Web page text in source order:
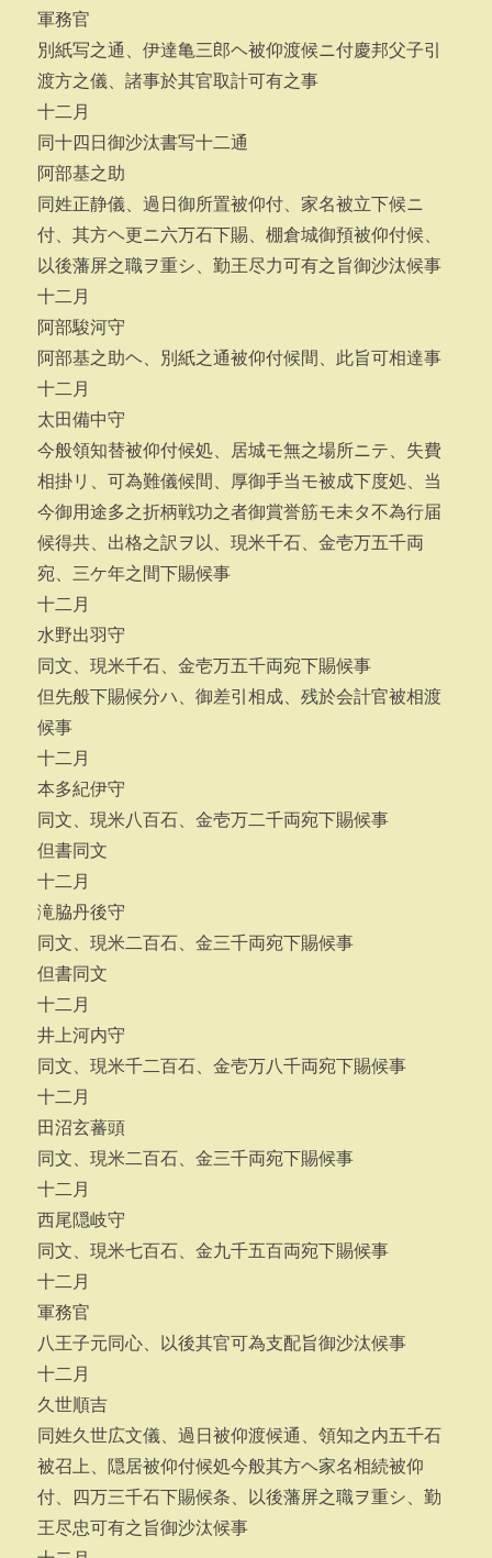
軍務官
別紙写之通、伊達亀三郎ヘ被仰渡候ニ付慶邦父子引
渡方之儀、諸事於其官取計可有之事
十二月
同十四日御沙汰書写十二通
阿部基之助
同姓正静儀、過日御所置被仰付、家名被立下候ニ
付、其方ヘ更ニ六万石下賜、棚倉城御預被仰付候、
以後藩屏之職ヲ重シ、勤王尽力可有之旨御沙汰候事
十二月
阿部駿河守
阿部基之助ヘ、別紙之通被仰付候間、此旨可相達事
十二月
太田備中守
今般領知替被仰付候処、居城モ無之場所ニテ、失費
相掛リ、可為難儀候間、厚御手当モ被成下度処、当
今御用途多之折柄戦功之者御賞誉筋モ未タ不為行届
候得共、出格之訳ヲ以、現米千石、金壱万五千両
宛、三ケ年之間下賜候事
十二月
水野出羽守
同文、現米千石、金壱万五千両宛下賜候事
但先般下賜候分ハ、御差引相成、残於会計官被相渡
候事
十二月
本多紀伊守
同文、現米八百石、金壱万二千両宛下賜候事
但書同文
十二月
滝脇丹後守
同文、現米二百石、金三千両宛下賜候事
但書同文
十二月
井上河内守
同文、現米千二百石、金壱万八千両宛下賜候事
十二月
田沼玄蕃頭
同文、現米二百石、金三千両宛下賜候事
十二月
西尾隠岐守
同文、現米七百石、金九千五百両宛下賜候事
十二月
軍務官
八王子元同心、以後其官可為支配旨御沙汰候事
十二月
久世順吉
同姓久世広文儀、過日被仰渡候通、領知之内五千石
被召上、隠居被仰付候処今般其方ヘ家名相続被仰
付、四万三千石下賜候条、以後藩屏之職ヲ重シ、勤
王尽忠可有之旨御沙汰候事